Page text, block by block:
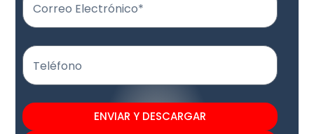
Correo Electrónico*
Teléfono
ENVIAR Y DESCARGAR